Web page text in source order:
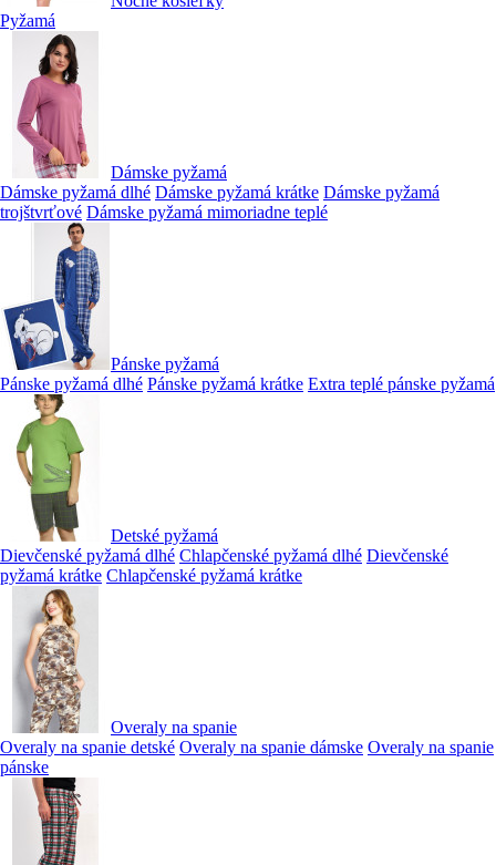
Pyžamá
Dámske pyžamá
Dámske pyžamá dlhé Dámske pyžamá krátke Dámske pyžamá
trojštvrťové Dámske pyžamá mimoriadne teplé
Pánske pyžamá
Pánske pyžamá dlhé Pánske pyžamá krátke Extra teplé pánske pyžamá
Detské pyžamá
Dievčenské pyžamá dlhé Chlapčenské pyžamá dlhé Dievčenské
pyžamá krátke Chlapčenské pyžamá krátke
Overaly na spanie
Overaly na spanie detské Overaly na spanie dámske Overaly na spanie
pánske